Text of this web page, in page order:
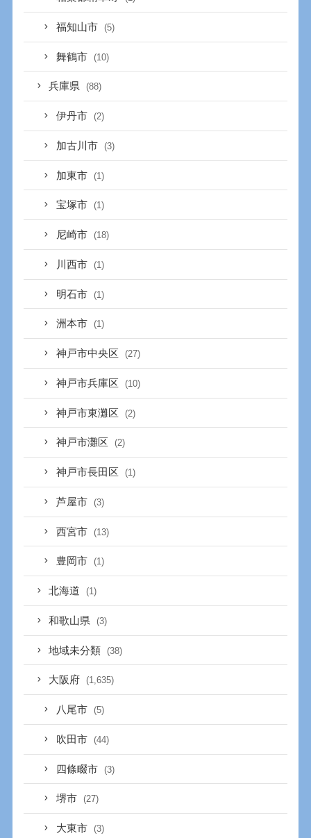
福知山市 (5)
舞鶴市 (10)
兵庫県 (88)
伊丹市 (2)
加古川市 (3)
加東市 (1)
宝塚市 (1)
尼崎市 (18)
川西市 (1)
明石市 (1)
洲本市 (1)
神戸市中央区 (27)
神戸市兵庫区 (10)
神戸市東灘区 (2)
神戸市灘区 (2)
神戸市長田区 (1)
芦屋市 (3)
西宮市 (13)
豊岡市 (1)
北海道 (1)
和歌山県 (3)
地域未分類 (38)
大阪府 (1,635)
八尾市 (5)
吹田市 (44)
四條畷市 (3)
堺市 (27)
大東市 (3)